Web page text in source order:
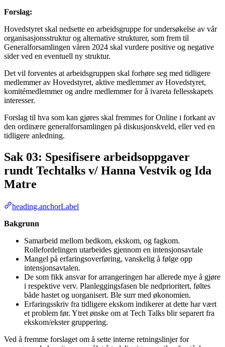
Forslag:
Hovedstyret skal nedsette en arbeidsgruppe for undersøkelse av vår
organisasjonsstruktur og alternative strukturer, som frem til
Generalforsamlingen våren 2024 skal vurdere positive og negative
sider ved en eventuell ny struktur.
Det vil forventes at arbeidsgruppen skal forhøre seg med tidligere
medlemmer av Hovedstyret, aktive medlemmer av Hovedstyret,
komitémedlemmer og andre medlemmer for å ivareta fellesskapets
interesser.
Forslag til hva som kan gjøres skal fremmes for Online i forkant av
den ordinære generalforsamlingen på diskusjonskveld, eller ved en
tidligere anledning.
Sak 03: Spesifisere arbeidsoppgaver
rundt Techtalks v/ Hanna Vestvik og Ida
Matre
heading.anchorLabel
Bakgrunn
Samarbeid mellom bedkom, ekskom, og fagkom.
Rollefordelingen utarbeides gjennom en intensjonsavtale
Mangel på erfaringsoverføring, vanskelig å følge opp
intensjonsavtalen.
De som fikk ansvar for arrangeringen har allerede mye å gjøre
i respektive verv. Planleggingsfasen ble nedprioritert, føltes
både hastet og uorganisert. Ble surr med økonomien.
Erfaringsskriv fra tidligere ekskom indikerer at dette har vært
et problem før. Ytret ønske om at Tech Talks blir separert fra
ekskom/ekster gruppering.
Ved å fremme forslaget om å sette interne retningslinjer for